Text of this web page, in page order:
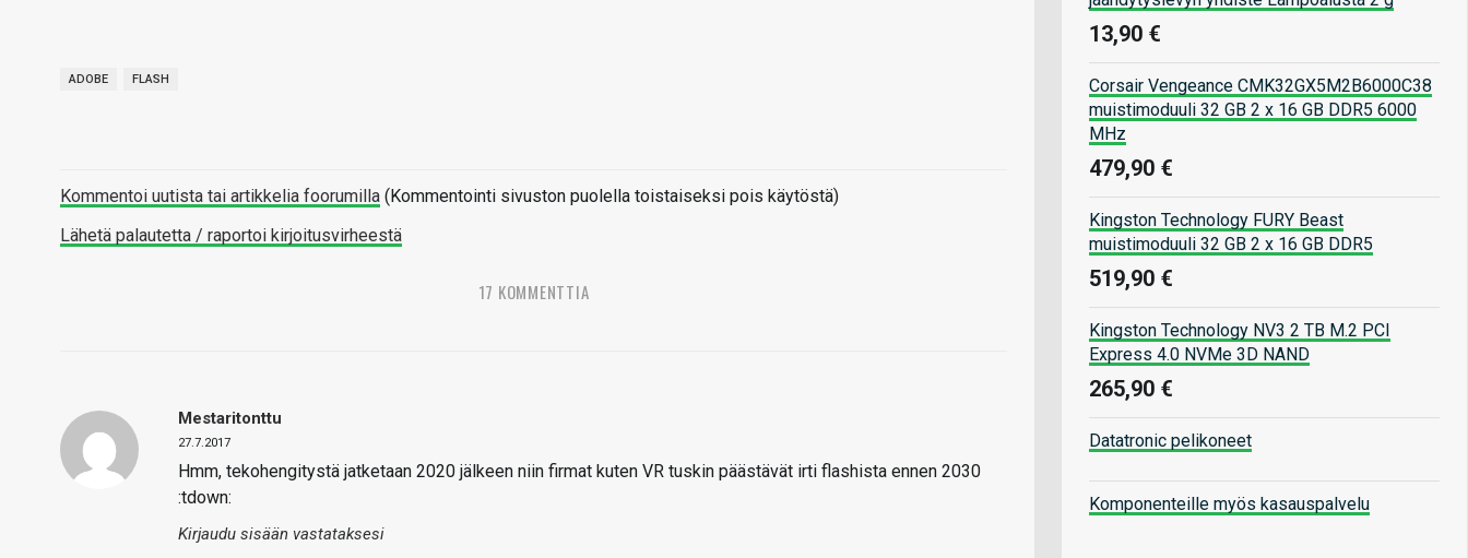
ADOBE FLASH
Kommentoi uutista tai artikkelia foorumilla (Kommentointi sivuston puolella toistaiseksi pois käytöstä)
Lähetä palautetta / raportoi kirjoitusvirheestä
17 KOMMENTTIA
Mestaritonttu
27.7.2017
Hmm, tekohengitystä jatketaan 2020 jälkeen niin firmat kuten VR tuskin päästävät irti flashista ennen 2030
:tdown:
Kirjaudu sisään vastataksesi
13,90 €
Corsair Vengeance CMK32GX5M2B6000C38
muistimoduuli 32 GB 2 x 16 GB DDR5 6000
MHz
479,90 €
Kingston Technology FURY Beast
muistimoduuli 32 GB 2 x 16 GB DDR5
519,90 €
Kingston Technology NV3 2 TB M.2 PCI
Express 4.0 NVMe 3D NAND
265,90 €
Datatronic pelikoneet
Komponenteille myös kasauspalvelu